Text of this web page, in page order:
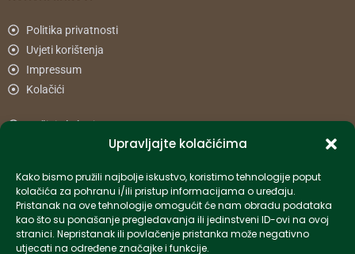
Upravljajte kolačićima
Kako bismo pružili najbolje iskustvo, koristimo tehnologije poput
kolačića za pohranu i/ili pristup informacijama o uređaju.
Pristanak na ove tehnologije omogućit će nam obradu podataka
kao što su ponašanje pregledavanja ili jedinstveni ID-ovi na ovoj
stranici. Nepristanak ili povlačenje pristanka može negativno
utjecati na određene značajke i funkcije.
Politika privatnosti
Uvjeti korištenja
Impressum
Kolačići
Načini plaćanja
Informacije
info-hr@kettner.com